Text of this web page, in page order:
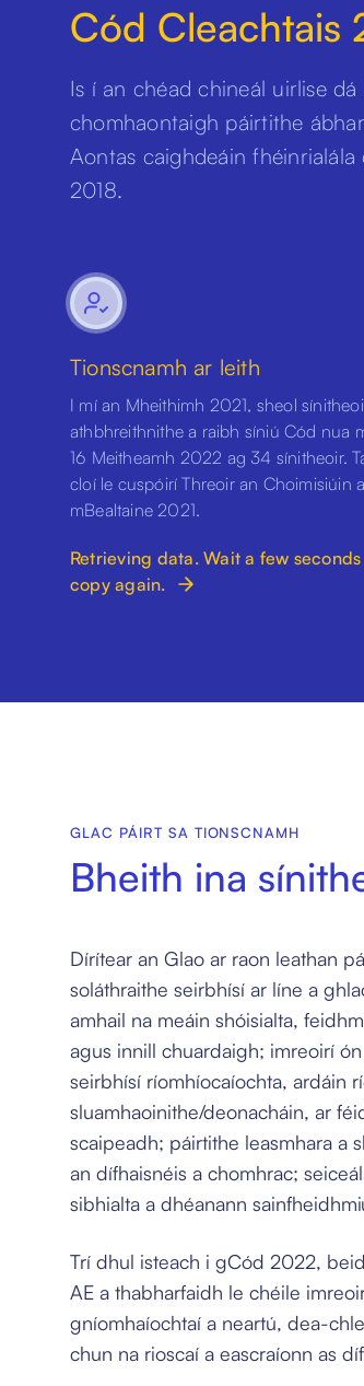
Cód Cleachtais
Is í an chéad chineál uirlise
chomhaontaigh páirtithe
Aontas caighdeáin
2018.
Tionscnamh ar leith
I mí an Mheithimh 2021, sheol
athbhreithnithe a raibh síniú Cód nua
16 Meitheamh 2022 ag 34 sínitheoir.
cloí le cuspóirí Threoir an Choimisiúin
mBealtaine 2021.
Retrieving data. Wait a few
copy again.
GLAC PÁIRT SA TIONSCNAMH
Bheith ina
Dírítear an Glao ar raon leathan
soláthraithe seirbhísí ar líne a
amhail na meáin shóisialta,
agus innill chuardaigh; imreoirí
seirbhísí ríomhíocaíochta, ardáin
sluamhaoinithe/deonacháin, ar
scaipeadh; páirtithe leasmhara a
an dífhaisnéis a chomhrac;
sibhialta a dhéanann
Trí dhul isteach i gCód 2022,
AE a thabharfaidh le chéile
gníomhaíochtaí a neartú, dea-
chun na rioscaí a eascraíonn as